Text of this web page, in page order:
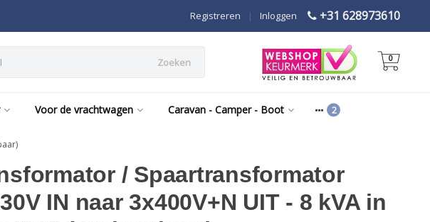
+31 628973610
Inloggen
|
Registreren
Zoeken 0
Voor de vrachtwagen Caravan - Camper - Boot
/ Spaartransformator
IN naar 3x400V+N UIT - 8 kVA in